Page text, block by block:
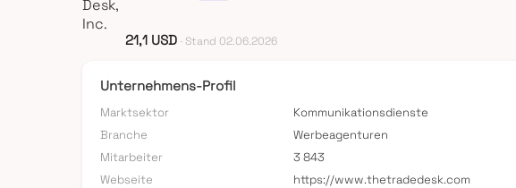
21,1 USD · Stand 02.06.2026
Unternehmens-Profil
Marktsektor
Kommunikationsdienste
Branche
Werbeagenturen
Mitarbeiter
3 843
Webseite
https://www.thetradedesk.com